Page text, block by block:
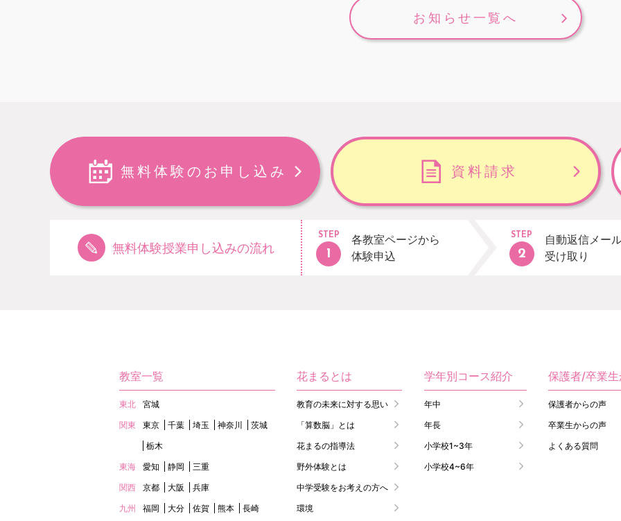
お知らせ一覧へ
無料体験のお申し込み 資料請求
無料体験授業申し込みの流れ
STEP
各教室ページから
体験申込
STEP
自動返信メー
受け取り
教室一覧
東北
宮城
関東
東京 千葉 埼玉 神奈川
茨城
栃木
東海
愛知 静岡
三重
関西
京都 大阪
兵庫
九州
福岡 大分 佐賀 熊本 長崎
花まるとは
教育の未来に対する思い
「算数脳」とは
花まるの指導法
野外体験とは
中学受験をお考えの方へ
環境
学年別コース紹介
年中
年長
小学校1~3年
小学校4~6年
保護者/卒業
保護者からの声
卒業生からの声
よくある質問